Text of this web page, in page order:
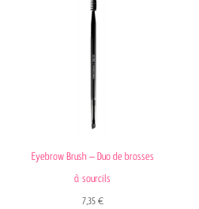
Eyebrow Brush – Duo de brosses
à sourcils
7,35 €